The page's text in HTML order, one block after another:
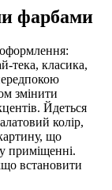
фарбами
тека, класика,
змінити
Йдеться
колір,
що
у приміщенні.
встановити